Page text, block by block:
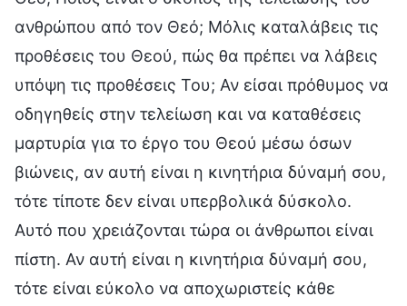
ανθρώπου από τον Θεό; Μόλις καταλάβεις τις
προθέσεις του Θεού, πώς θα πρέπει να λάβεις
υπόψη τις προθέσεις Του; Αν είσαι πρόθυμος να
οδηγηθείς στην τελείωση και να καταθέσεις
μαρτυρία για το έργο του Θεού μέσω όσων
βιώνεις, αν αυτή είναι η κινητήρια δύναμή σου,
τότε τίποτε δεν είναι υπερβολικά δύσκολο.
Αυτό που χρειάζονται τώρα οι άνθρωποι είναι
πίστη. Αν αυτή είναι η κινητήρια δύναμή σου,
τότε είναι εύκολο να αποχωριστείς κάθε